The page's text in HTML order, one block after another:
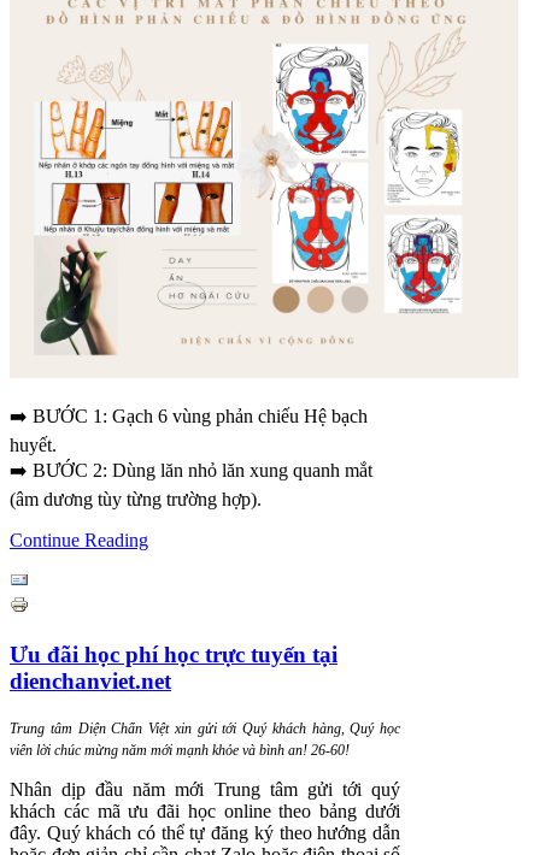
➡️ BƯỚC 1: Gạch 6 vùng phản chiếu Hệ bạch
huyết.
➡️ BƯỚC 2: Dùng lăn nhỏ lăn xung quanh mắt
(âm dương tùy từng trường hợp).
Continue Reading
Ưu đãi học phí học trực tuyến tại
dienchanviet.net
Trung tâm Diện Chẩn Việt xin gửi tới Quý khách hàng, Quý học
viên lời chúc mừng năm mới mạnh khỏe và bình an! 26-60!
Nhân dịp đầu năm mới Trung tâm gửi tới quý
khách các mã ưu đãi học online theo bảng dưới
đây. Quý khách có thể tự đăng ký theo hướng dẫn